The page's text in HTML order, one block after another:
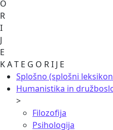
O
R
I
J
E
K A T E G O R I J E
Splošno (splošni
Humanistika in
>
Filozofija
Psihologija